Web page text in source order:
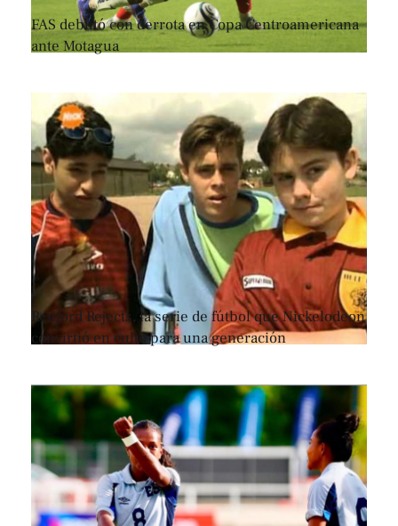
FAS debutó con derrota en Copa Centroamericana
ante Motagua
Renford Rejects, la serie de fútbol que Nickelodeon
convirtió en culto para una generación